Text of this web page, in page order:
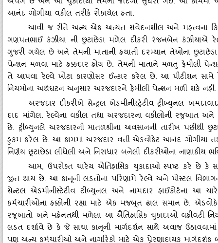
આનંદ ગોગીયા વકીલ તરીકે રોકાયેલ હતા.
આવી જ રીતે અન્‍ય એક અત્‍યંત સંવેદનશીલ અને મહત્‍વના
ગણપતભાઈ કંઝીયા ની છુટાછેડા મળેલ દીકરી રંજનબેન કંઝીયાએ
ગુજરી ગયેલ છે અને તેમની માતાની હયાતી દરમ્‍યાન તેઓના
પેન્‍શન મળવા માટે હક્કદાર હોય છે. તેમની માતાને મળતુ ફેમીલી
તે આપવા રેલ્‍વે ખોટા કારણોસર ઈન્‍કાર કરેલ છે. આ પીટીશન
નિયમોના અર્થઘટન અનુસાર અરજદારને ફેમીલી પેન્‍શન મળી શકે નહીં.
અરજદાર દીકરીએ સેન્‍ટ્રલ એડમીનીસ્‍ટ્રેટીવ ટ્રીબ્‍યુનલ
દાદ માંગેલ. રેલ્‍વેના વકીલ તથા અરજદારના વકીલોની રજુઆત અને
છે. ટ્રીબ્‍યુનલે અરજદારની માતળશ્રીના અવસાનની તારીખ
હુકમ કરેલ છે. આ કામમાં અરજદાર વતી એડવોકેટ આનંદ ગોગીયા
નિર્ણય છૂટાછેડા લીધેલી અને નિરાધાર બનેલી દીકરીઓના નાણાકીય
આમ, ઉપરોક્‍ત ચારેય ઐતિહાસિક ચુકાદાઓ સ્‍પષ્ટ કરે છે કે
જીત થાય છે. આ કાનૂની લડતોના પરિણામે રેલ્‍વે અને પોસ્‍ટલ
સેન્‍ટલ એડમીનીસ્‍ટેટીવ ટીબ્‍યુનલ અને નામદાર હાઈકોર્ટના આ
કર્મચારીઓના હક્કોની રક્ષા માટે એક મજબૂત ઢાલ સમાન છે.
રજૂઆતો અને મહેનતથી મળેલા આ ઐતિહાસિક ચુકાદાઓ વહીવટી
લડત દર્શાવે છે કે જે સાચા કાનૂની માર્ગદર્શન સાથે અવાજ